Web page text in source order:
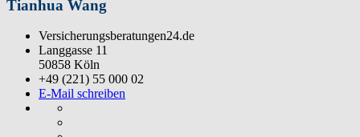
Tianhua Wang
Versicherungsberatungen24.de
Langgasse 11
50858 Köln
+49 (221) 55 000 02
E-Mail schreiben